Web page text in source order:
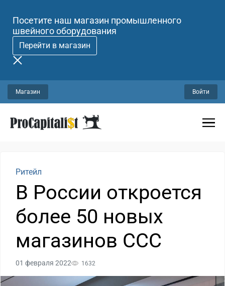
Посетите наш магазин промышленного
швейного оборудования
Перейти в магазин
Магазин Войти
Ритейл
В России откроется
более 50 новых
магазинов CCC
01 февраля 2022 1632